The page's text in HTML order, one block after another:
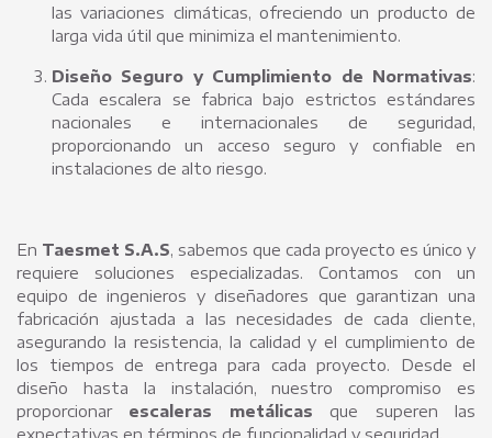
las variaciones climáticas, ofreciendo un producto de
larga vida útil que minimiza el mantenimiento.
Diseño Seguro y Cumplimiento de Normativas:
Cada escalera se fabrica bajo estrictos estándares
nacionales e internacionales de seguridad,
proporcionando un acceso seguro y confiable en
instalaciones de alto riesgo.
En Taesmet S.A.S, sabemos que cada proyecto es único y
requiere soluciones especializadas. Contamos con un
equipo de ingenieros y diseñadores que garantizan una
fabricación ajustada a las necesidades de cada cliente,
asegurando la resistencia, la calidad y el cumplimiento de
los tiempos de entrega para cada proyecto. Desde el
diseño hasta la instalación, nuestro compromiso es
proporcionar escaleras metálicas que superen las
expectativas en términos de funcionalidad y seguridad.